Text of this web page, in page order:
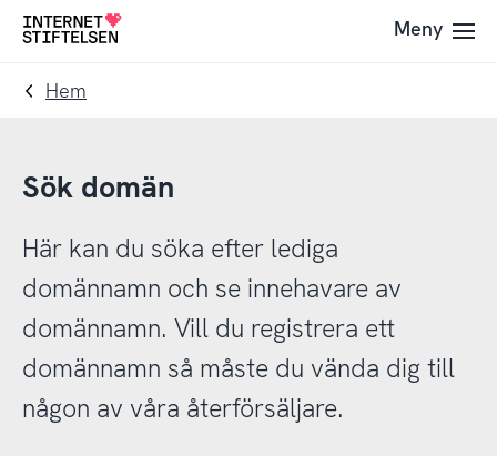
Till
navigering
Till
innehåll
Till
Meny
Hem
Sök domän
Här kan du söka efter lediga
domännamn och se innehavare av
domännamn. Vill du registrera ett
domännamn så måste du vända dig till
någon av våra återförsäljare.